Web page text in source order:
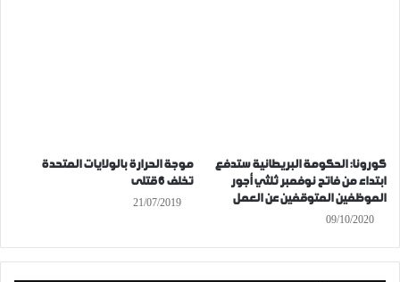
كورونا: الحكومة البريطانية ستدفع
ابتداء من فاتح نوفمبر ثلثي أجور
الموظفين المتوقفين عن العمل
09/10/2020
موجة الحرارة بالولايات المتحدة
تخلف 6 قتلى
21/07/2019